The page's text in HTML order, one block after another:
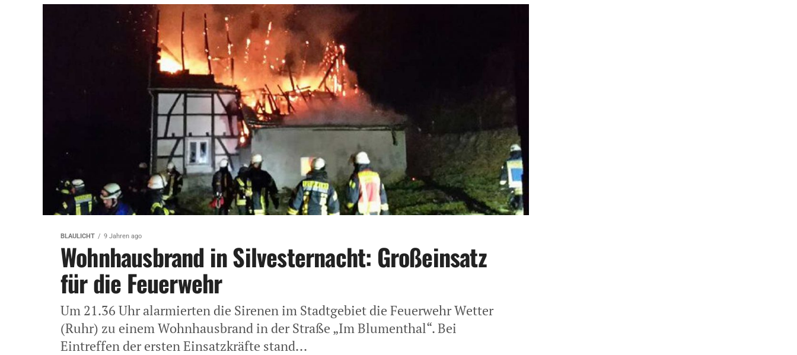
BLAULICHT 9 Jahren ago
Wohnhausbrand in Silvesternacht: Großeinsatz
für die Feuerwehr
Um 21.36 Uhr alarmierten die Sirenen im Stadtgebiet die Feuerwehr Wetter
(Ruhr) zu einem Wohnhausbrand in der Straße „Im Blumenthal“. Bei
Eintreffen der ersten Einsatzkräfte stand...